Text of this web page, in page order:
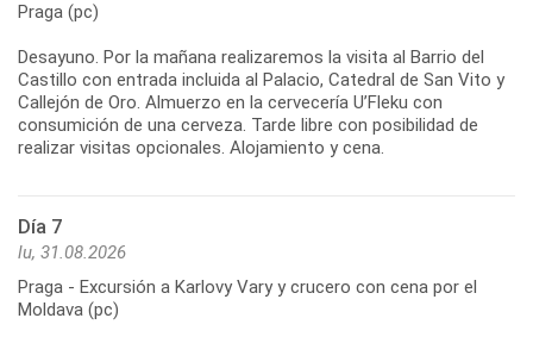
Praga (pc)
Desayuno. Por la mañana realizaremos la visita al Barrio del
Castillo con entrada incluida al Palacio, Catedral de San Vito y
Callejón de Oro. Almuerzo en la cervecería U’Fleku con
consumición de una cerveza. Tarde libre con posibilidad de
realizar visitas opcionales. Alojamiento y cena.
Día 7
lu, 31.08.2026
Praga - Excursión a Karlovy Vary y crucero con cena por el
Moldava (pc)